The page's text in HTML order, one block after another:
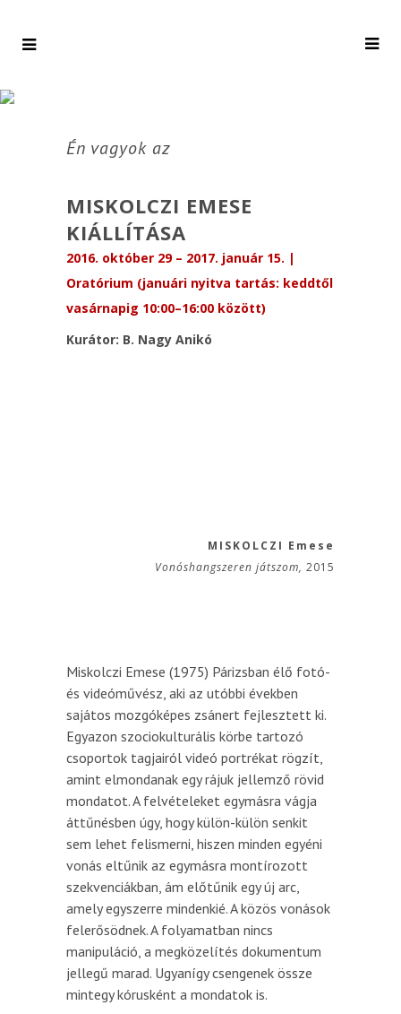
Én vagyok az
MISKOLCZI EMESE
KIÁLLÍTÁSA
2016. október 29 – 2017. január 15. |
Oratórium (januári nyitva tartás: keddtől
vasárnapig 10:00–16:00 között)
Kurátor: B. Nagy Anikó
MISKOLCZI Emese
Vonóshangszeren játszom, 2015
Miskolczi Emese (1975) Párizsban élő fotó-
és videóművész, aki az utóbbi években
sajátos mozgóképes zsánert fejlesztett ki.
Egyazon szociokulturális körbe tartozó
csoportok tagjairól videó portrékat rögzít,
amint elmondanak egy rájuk jellemző rövid
mondatot. A felvételeket egymásra vágja
áttűnésben úgy, hogy külön-külön senkit
sem lehet felismerni, hiszen minden egyéni
vonás eltűnik az egymásra montírozott
szekvenciákban, ám előtűnik egy új arc,
amely egyszerre mindenkié. A közös vonások
felerősödnek. A folyamatban nincs
manipuláció, a megközelítés dokumentum
jellegű marad. Ugyanígy csengenek össze
mintegy kórusként a mondatok is.